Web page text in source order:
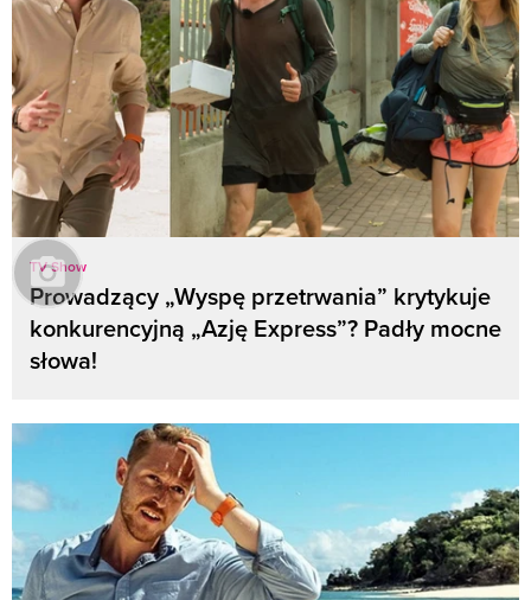
TV Show
Prowadzący „Wyspę przetrwania” krytykuje
konkurencyjną „Azję Express”? Padły mocne
słowa!